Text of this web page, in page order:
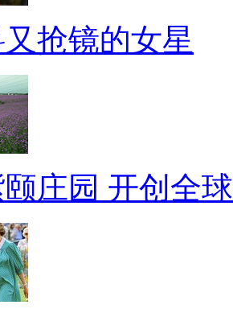
抢镜的女星
庄园 开创全